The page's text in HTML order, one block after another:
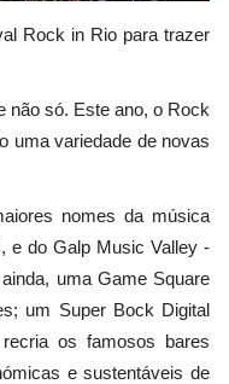
Rock in Rio para trazer
não só. Este ano, o Rock
uma variedade de novas
nomes da música
e do Galp Music Valley -
uma Game Square
um Super Bock Digital
os famosos bares
e sustentáveis de